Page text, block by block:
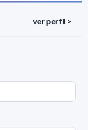
ver perfil >